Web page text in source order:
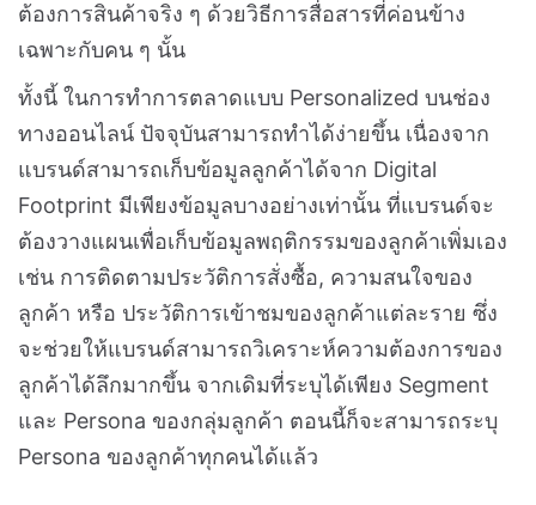
ต้องการสินค้าจริง ๆ ด้วยวิธีการสื่อสารที่ค่อนข้าง
เฉพาะกับคน ๆ นั้น
ทั้งนี้ ในการทำการตลาดแบบ Personalized บนช่อง
ทางออนไลน์ ปัจจุบันสามารถทำได้ง่ายขึ้น เนื่องจาก
แบรนด์สามารถเก็บข้อมูลลูกค้าได้จาก Digital
Footprint มีเพียงข้อมูลบางอย่างเท่านั้น ที่แบรนด์จะ
ต้องวางแผนเพื่อเก็บข้อมูลพฤติกรรมของลูกค้าเพิ่มเอง
เช่น การติดตามประวัติการสั่งซื้อ, ความสนใจของ
ลูกค้า หรือ ประวัติการเข้าชมของลูกค้าแต่ละราย ซึ่ง
จะช่วยให้แบรนด์สามารถวิเคราะห์ความต้องการของ
ลูกค้าได้ลึกมากขึ้น จากเดิมที่ระบุได้เพียง Segment
และ Persona ของกลุ่มลูกค้า ตอนนี้ก็จะสามารถระบุ
Persona ของลูกค้าทุกคนได้แล้ว